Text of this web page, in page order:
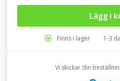
Lägg i
Finns i lager 1-3
Vi skickar din